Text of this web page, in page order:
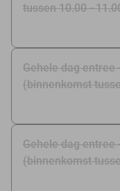
tussen 10.00 -
Gehele dag entree
(binnenkomst
Gehele dag entree
(binnenkomst